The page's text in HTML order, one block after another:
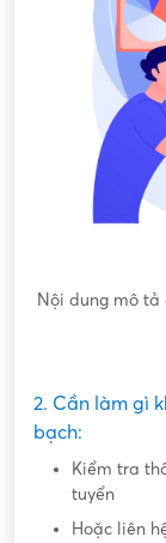
Nội dung mô tả
2. Cần làm gì
bạch:
Kiểm tra
tuyển
Hoặc liên